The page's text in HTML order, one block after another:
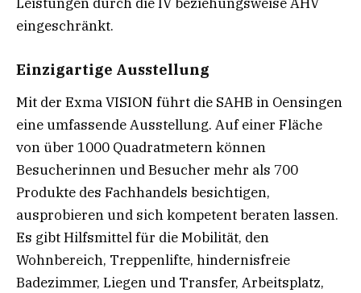
eingeschränkt.
Einzigartige Ausstellung
Mit der Exma VISION führt die SAHB in Oensingen
eine umfassende Ausstellung. Auf einer Fläche
von über 1000 Quadratmetern können
Besucherinnen und Besucher mehr als 700
Produkte des Fachhandels besichtigen,
ausprobieren und sich kompetent beraten lassen.
Es gibt Hilfsmittel für die Mobilität, den
Wohnbereich, Treppenlifte, hindernisfreie
Badezimmer, Liegen und Transfer, Arbeitsplatz,